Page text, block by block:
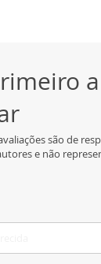
a
são de
e não